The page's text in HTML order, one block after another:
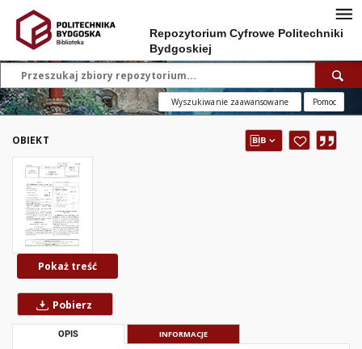
Repozytorium Cyfrowe Politechniki
Bydgoskiej
Wyszukiwanie zaawansowane Pomoc
OBIEKT
Pokaż treść
Pobierz
OPIS INFORMACJE